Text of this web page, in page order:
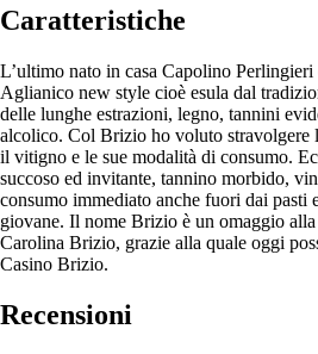
Caratteristiche
L’ultimo nato in casa Capolino
Aglianico new style cioè esula dal
delle lunghe estrazioni, legno, tannini
alcolico. Col Brizio ho voluto stravolgere
il vitigno e le sue modalità di consumo.
succoso ed invitante, tannino morbido,
consumo immediato anche fuori dai pasti
giovane. Il nome Brizio è un omaggio
Carolina Brizio, grazie alla quale oggi
Casino Brizio.
Recensioni